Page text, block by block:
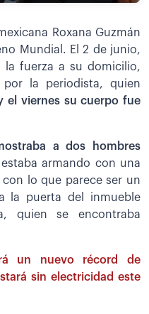
Roxana Guzmán
Mundial. El 2 de junio,
la fuerza a su domicilio,
la periodista, quien
el viernes su cuerpo fue
a dos hombres
armando con una
lo que parece ser un
la puerta del inmueble
quien se encontraba
un nuevo récord de
sin electricidad este